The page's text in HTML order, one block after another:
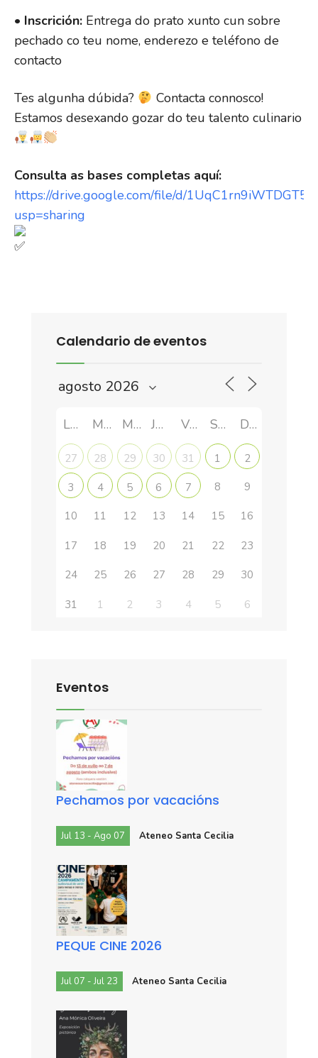
• Inscrición: Entrega do prato xunto cun sobre
pechado co teu nome, enderezo e teléfono de
contacto
Tes algunha dúbida?
Contacta connosco!
Estamos desexando gozar do teu talento culinario
Consulta as bases completas aquí:
https://drive.google.com/file/d/
usp=sharing
Calendario de eventos
LUN MAR MIÉ JUE VIE SÁB DOM
27 28 29 30 31 1 2
3 4 5 6 7 8 9
10 11 12 13 14 15 16
17 18 19 20 21 22 23
24 25 26 27 28 29 30
31 1 2 3 4 5 6
Eventos
Pechamos por vacacións
Jul 13 - Ago 07 Ateneo Santa Cecilia
PEQUE CINE 2026
Jul 07 - Jul 23 Ateneo Santa Cecilia